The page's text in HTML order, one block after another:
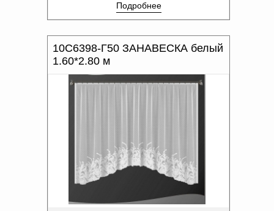
Подробнее
10С6398-Г50 ЗАНАВЕСКА белый
1.60*2.80 м